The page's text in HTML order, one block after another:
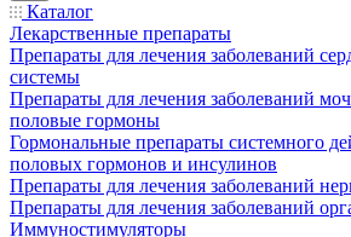
Каталог
Лекарственные препараты
Препараты для лечения заболеваний
системы
Препараты для лечения заболеваний
половые гормоны
Гормональные препараты системного
половых гормонов и инсулинов
Препараты для лечения заболеваний
Препараты для лечения заболеваний
Иммуностимуляторы